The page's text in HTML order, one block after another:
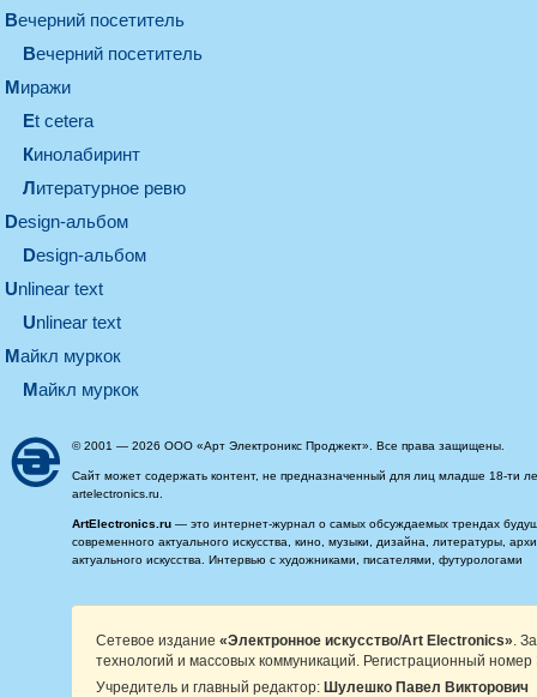
вечерний посетитель
вечерний посетитель
миражи
et cetera
кинолабиринт
литературное ревю
design-альбом
design-альбом
unlinear text
Unlinear text
майкл муркок
майкл муркок
© 2001 — 2026 ООО «Арт Электроникс Проджект». Все права защищены.
Сайт может содержать контент, не предназначенный для лиц младше 18-ти
artelectronics.ru.
ArtElectronics.ru — это интернет-журнал о самых обсуждаемых трендах
современного актуального искусства, кино, музыки, дизайна, литературы,
актуального искусства. Интервью с художниками, писателями, футурологами
Сетевое издание «Электронное искусство/Art Electronics» .
технологий и массовых коммуникаций. Регистрационный
Учредитель и главный редактор: Шулешко Павел Викторович